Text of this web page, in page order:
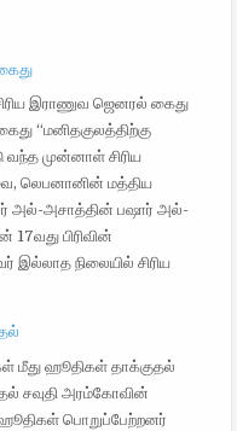
இராணுவ ஜெனரல் கைது
“மனிதகுலத்திற்கு
வந்த முன்னாள் சிரிய
லெபனானின் மத்திய
அல்-அசாத்தின் பஷார் அல்-
பிரிவின்
இல்லாத நிலையில் சிரிய
ஹூதிகள் தாக்குதல்
சவுதி அரம்கோவின்
ஹூதிகள் பொறுப்பேற்றனர்